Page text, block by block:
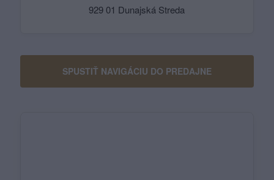
929 01 Dunajská Streda
SPUSTIŤ NAVIGÁCIU DO PREDAJNE